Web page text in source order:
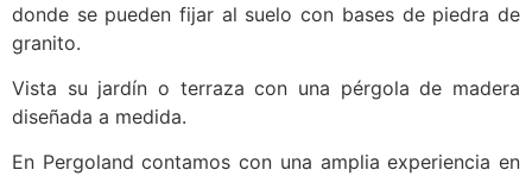
donde se pueden fijar al suelo con bases de piedra de
granito.
Vista su jardín o terraza con una pérgola de madera
diseñada a medida.
En Pergoland contamos con una amplia experiencia en